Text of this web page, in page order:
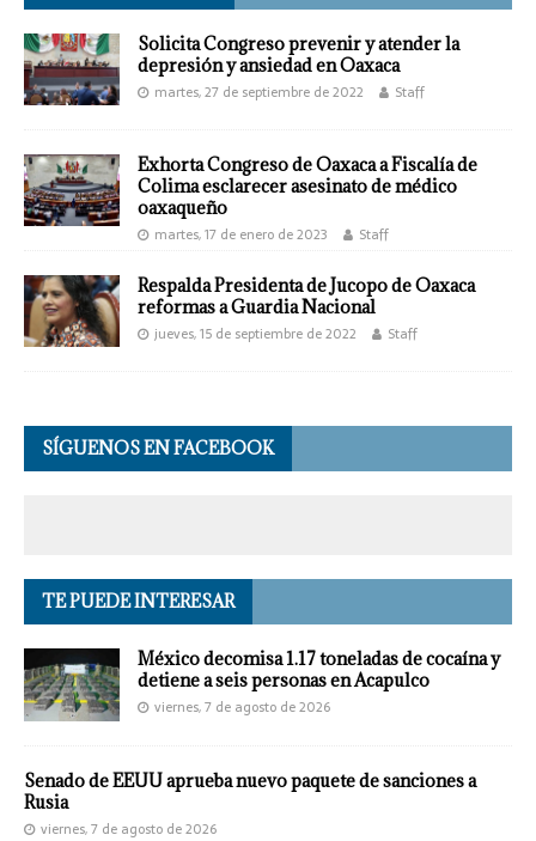
Solicita Congreso prevenir y atender la
depresión y ansiedad en Oaxaca
martes, 27 de septiembre de 2022 Staff
Exhorta Congreso de Oaxaca a Fiscalía de
Colima esclarecer asesinato de médico
oaxaqueño
martes, 17 de enero de 2023 Staff
Respalda Presidenta de Jucopo de Oaxaca
reformas a Guardia Nacional
jueves, 15 de septiembre de 2022 Staff
SÍGUENOS EN FACEBOOK
TE PUEDE INTERESAR
México decomisa 1.17 toneladas de cocaína y
detiene a seis personas en Acapulco
viernes, 7 de agosto de 2026
Senado de EEUU aprueba nuevo paquete de sanciones a
Rusia
viernes, 7 de agosto de 2026